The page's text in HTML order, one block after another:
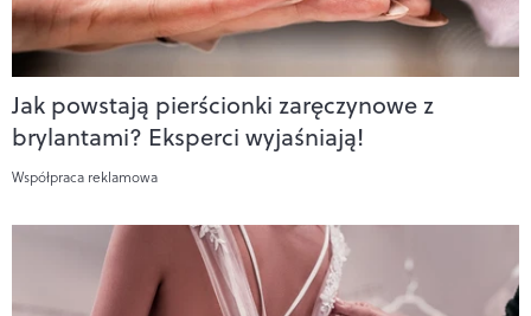
Jak powstają pierścionki zaręczynowe z
brylantami? Eksperci wyjaśniają!
Współpraca reklamowa